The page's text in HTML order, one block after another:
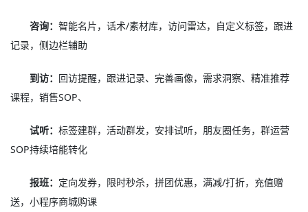
咨询：智能名片，话术/素材库，访问雷达，自定义标签，跟进
记录，侧边栏辅助
到访： 回访提醒，跟进记录、完善画像，需求洞察、精准推荐
课程，销售SOP、
试听：标签建群，活动群发，安排试听，朋友圈任务，群运营
SOP持续培能转化
报班： 定向发券，限时秒杀，拼团优惠，满减/打折，充值赠
送，小程序商城购课